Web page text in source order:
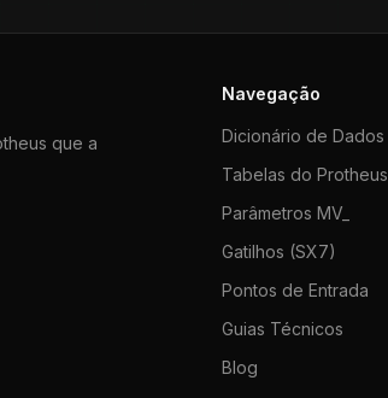
que a
Navegação
Dicionário de Dados
Tabelas do Protheus
Parâmetros MV_
Gatilhos (SX7)
Pontos de Entrada
Guias Técnicos
Blog